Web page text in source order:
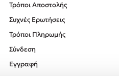
Τρόποι Αποστολής
Συχνές Ερωτήσεις
Τρόποι Πληρωμής
Σύνδεση
Εγγραφή